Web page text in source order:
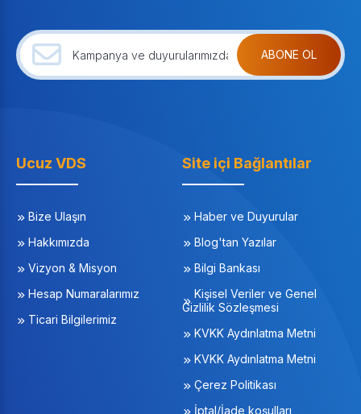
ABONE OL
Ucuz VDS
Bize Ulaşın
Hakkımızda
Vizyon & Misyon
Hesap Numaralarımız
Ticari Bilgilerimiz
Site içi Bağlantılar
Haber ve Duyurular
Blog'tan Yazılar
Bilgi Bankası
Kişisel Veriler ve Genel
Gizlilik Sözleşmesi
KVKK Aydınlatma Metni
KVKK Aydınlatma Metni
Çerez Politikası
İptal/İade koşulları